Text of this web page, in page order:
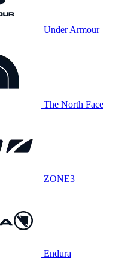
Under Armour
The North Face
ZONE3
Endura